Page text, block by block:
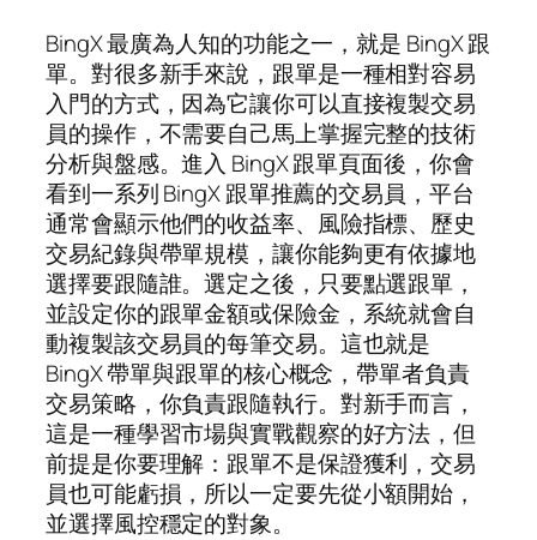
BingX 最廣為人知的功能之一，就是 BingX 跟
單。對很多新手來說，跟單是一種相對容易
入門的方式，因為它讓你可以直接複製交易
員的操作，不需要自己馬上掌握完整的技術
分析與盤感。進入 BingX 跟單頁面後，你會
看到一系列 BingX 跟單推薦的交易員，平台
通常會顯示他們的收益率、風險指標、歷史
交易紀錄與帶單規模，讓你能夠更有依據地
選擇要跟隨誰。選定之後，只要點選跟單，
並設定你的跟單金額或保險金，系統就會自
動複製該交易員的每筆交易。這也就是
BingX 帶單與跟單的核心概念，帶單者負責
交易策略，你負責跟隨執行。對新手而言，
這是一種學習市場與實戰觀察的好方法，但
前提是你要理解：跟單不是保證獲利，交易
員也可能虧損，所以一定要先從小額開始，
並選擇風控穩定的對象。